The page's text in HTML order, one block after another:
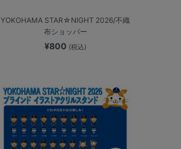
YOKOHAMA STAR☆NIGHT 2026/不織
布ショッパー
¥800 (税込)